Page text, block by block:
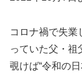
コロナ禍で失業
っていた父・祖
覗けば“令和の